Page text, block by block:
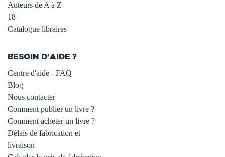
Auteurs de A à Z
18+
Catalogue libraires
BESOIN D'AIDE ?
Centre d'aide - FAQ
Blog
Nous contacter
Comment publier un livre ?
Comment acheter un livre ?
Délais de fabrication et
livraison